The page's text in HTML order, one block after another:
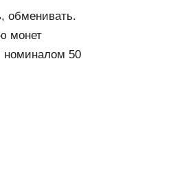
обменивать.
монет
номиналом 50